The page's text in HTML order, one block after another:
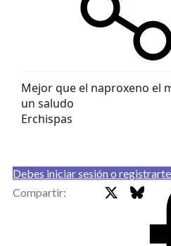
Mejor que el naproxeno el
un saludo
Erchispas
Debes iniciar sesión o
Compartir: